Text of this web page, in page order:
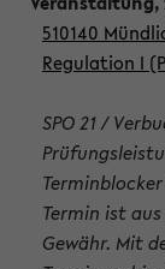
510140
Regulation I
SPO 21 /
Termin ist
Gewähr. Mit